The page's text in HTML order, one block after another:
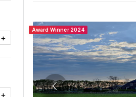
+
+
Award Winner 2024